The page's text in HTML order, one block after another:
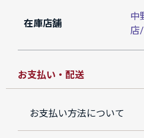
在庫店舗
中
店
お支払い・配送
お支払い方法について